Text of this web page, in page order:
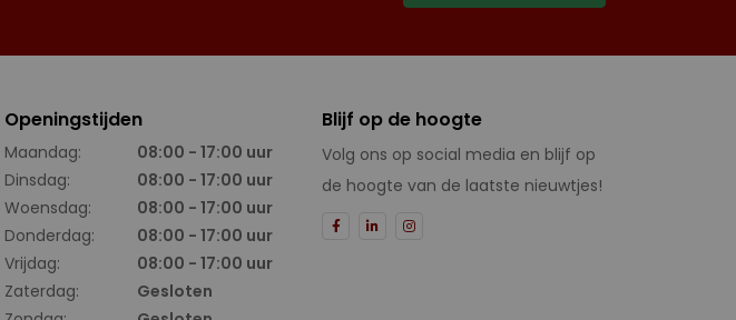
Openingstijden
Maandag:
08:00 - 17:00 uur
Dinsdag:
08:00 - 17:00 uur
Woensdag:
08:00 - 17:00 uur
Donderdag:
08:00 - 17:00 uur
Vrijdag:
08:00 - 17:00 uur
Zaterdag:
Gesloten
Blijf op de hoogte
Volg ons op social media en blijf op
de hoogte van de laatste nieuwtjes!